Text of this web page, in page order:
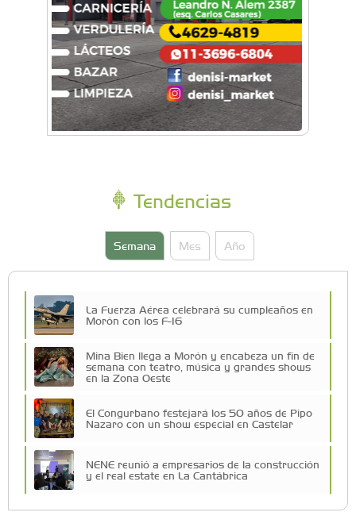
Tendencias
Semana Mes Año
La Fuerza Aérea celebrará su cumpleaños en
Morón con los F-16
Mina Bien llega a Morón y encabeza un fin de
semana con teatro, música y grandes shows
en la Zona Oeste
El Congurbano festejará los 50 años de Pipo
Nazaro con un show especial en Castelar
NENE reunió a empresarios de la construcción
y el real estate en La Cantábrica